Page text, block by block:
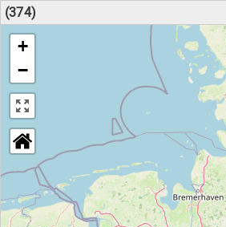
(374)
+
−